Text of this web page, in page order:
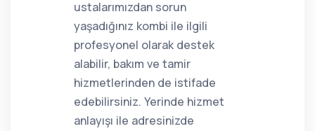
ustalarımızdan sorun
yaşadığınız kombi ile ilgili
profesyonel olarak destek
alabilir, bakım ve tamir
hizmetlerinden de istifade
edebilirsiniz. Yerinde hizmet
anlayışı ile adresinizde